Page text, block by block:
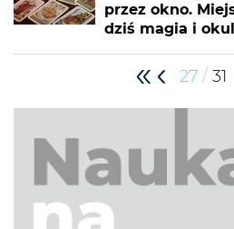
przez okno.
dziś magia i
27 / 31